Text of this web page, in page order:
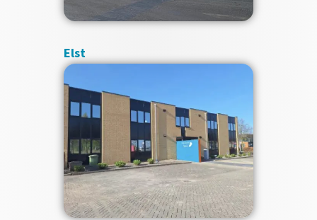
Elst